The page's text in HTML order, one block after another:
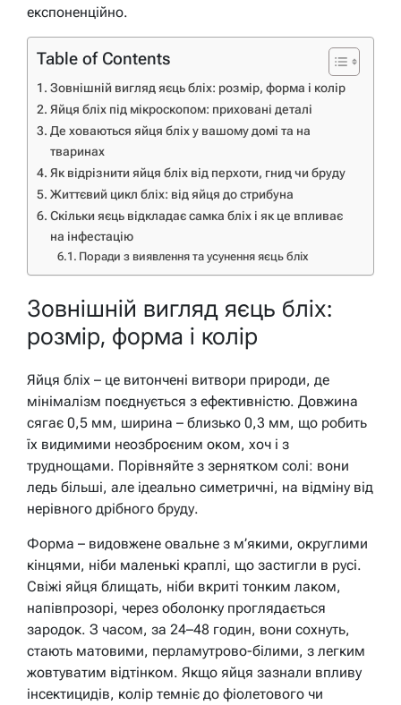
експоненційно.
Table of Contents
Зовнішній вигляд яєць бліх: розмір, форма і колір
Яйця бліх під мікроскопом: приховані деталі
Де ховаються яйця бліх у вашому домі та на
тваринах
Як відрізнити яйця бліх від перхоти, гнид чи бруду
Життєвий цикл бліх: від яйця до стрибуна
Скільки яєць відкладає самка бліх і як це впливає
на інфестацію
Поради з виявлення та усунення яєць бліх
Зовнішній вигляд яєць бліх:
розмір, форма і колір
Яйця бліх – це витончені витвори природи, де
мінімалізм поєднується з ефективністю. Довжина
сягає 0,5 мм, ширина – близько 0,3 мм, що робить
їх видимими неозброєним оком, хоч і з
труднощами. Порівняйте з зернятком солі: вони
ледь більші, але ідеально симетричні, на відміну від
нерівного дрібного бруду.
Форма – видовжене овальне з м’якими, округлими
кінцями, ніби маленькі краплі, що застигли в русі.
Свіжі яйця блищать, ніби вкриті тонким лаком,
напівпрозорі, через оболонку проглядається
зародок. З часом, за 24–48 годин, вони сохнуть,
стають матовими, перламутрово-білими, з легким
жовтуватим відтінком. Якщо яйця зазнали впливу
інсектицидів, колір темніє до фіолетового чи